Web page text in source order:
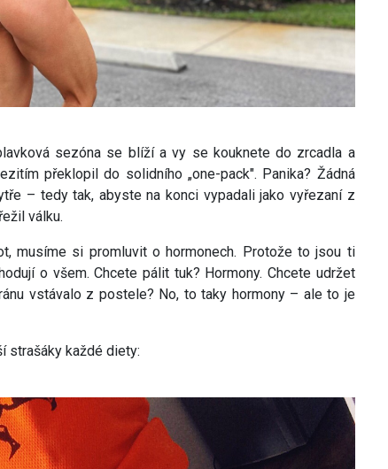
sezóna se blíží a vy se kouknete do zrcadla a
překlopil do solidního „one-pack". Panika? Žádná
– tedy tak, abyste na konci vypadali jako vyřezaní z
válku.
musíme si promluvit o hormonech. Protože to jsou ti
o všem. Chcete pálit tuk? Hormony. Chcete udržet
vstávalo z postele? No, to taky hormony – ale to je
strašáky každé diety: